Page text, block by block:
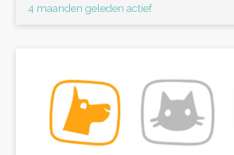
4 maanden geleden actief